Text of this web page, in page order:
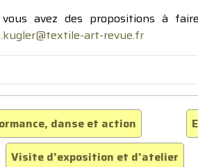
avez des propositions à
art-revue.fr
danse et action
Visite d'exposition et d'atelier